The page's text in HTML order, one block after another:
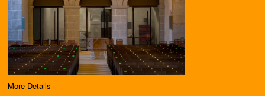
More Details